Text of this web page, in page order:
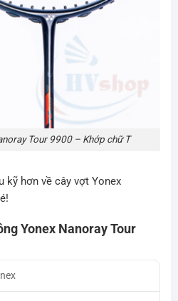
Tour 9900 – Khớp chữ T
kỹ hơn về cây vợt Yonex
Yonex Nanoray Tour